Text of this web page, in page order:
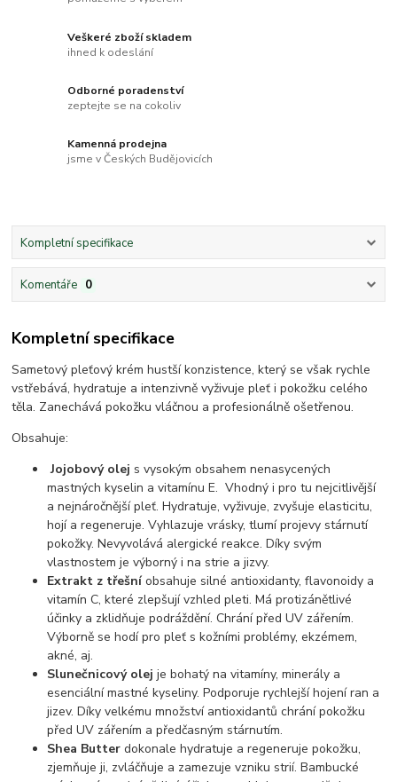
Veškeré zboží skladem
ihned k odeslání
Odborné poradenství
zeptejte se na cokoliv
Kamenná prodejna
jsme v Českých Budějovicích
Kompletní specifikace
Komentáře 0
Kompletní specifikace
Sametový pleťový krém hustší konzistence, který se však rychle
vstřebává, hydratuje a intenzivně vyživuje pleť i pokožku celého
těla. Zanechává pokožku vláčnou a profesionálně ošetřenou.
Obsahuje:
Jojobový olej s vysokým obsahem nenasycených
mastných kyselin a vitamínu E. Vhodný i pro tu nejcitlivější
a nejnáročnější pleť. Hydratuje, vyživuje, zvyšuje elasticitu,
hojí a regeneruje. Vyhlazuje vrásky, tlumí projevy stárnutí
pokožky. Nevyvolává alergické reakce. Díky svým
vlastnostem je výborný i na strie a jizvy.
Extrakt z třešníobsahuje silné antioxidanty, flavonoidy a
vitamín C, které zlepšují vzhled pleti. Má protizánětlivé
účinky a zklidňuje podráždění. Chrání před UV zářením.
Výborně se hodí pro pleť s kožními problémy, ekzémem,
akné, aj.
Slunečnicový olejje bohatý na vitamíny, minerály a
esenciální mastné kyseliny. Podporuje rychlejší hojení ran a
jizev. Díky velkému množství antioxidantů chrání pokožku
před UV zářením a předčasným stárnutím.
Shea Butterdokonale hydratuje a regeneruje pokožku,
zjemňuje ji, zvláčňuje a zamezuje vzniku strií. Bambucké